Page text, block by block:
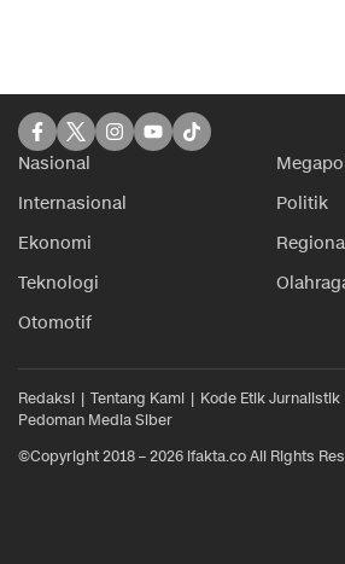
Nasional
Internasional
Politik
Ekonomi
Teknologi
Otomotif
Redaksi Tentang Kami Kode Etik Jurnalistik
Pedoman Media Siber
©Copyright 2018 – 2026 ifakta.co All Rights